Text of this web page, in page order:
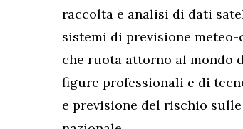
raccolta e analisi di dati
sistemi di previsione meteo-
che ruota attorno al mondo
figure professionali e di
e previsione del rischio